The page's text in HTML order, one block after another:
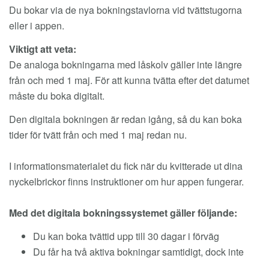
Du bokar via de nya bokningstavlorna vid tvättstugorna
eller i appen.
Viktigt att veta:
De analoga bokningarna med låskolv gäller inte längre
från och med 1 maj. För att kunna tvätta efter det datumet
måste du boka digitalt.
Den digitala bokningen är redan igång, så du kan boka
tider för tvätt från och med 1 maj redan nu.
I informationsmaterialet du fick när du kvitterade ut dina
nyckelbrickor finns instruktioner om hur appen fungerar.
Med det digitala bokningssystemet gäller följande:
Du kan boka tvättid upp till 30 dagar i förväg
Du får ha två aktiva bokningar samtidigt, dock inte